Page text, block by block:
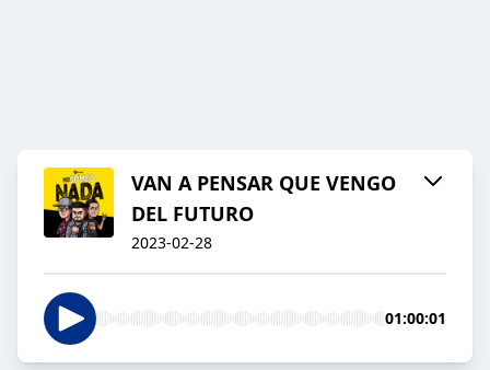
VAN A PENSAR QUE VENGO
DEL FUTURO
2023-02-28
01:00:01